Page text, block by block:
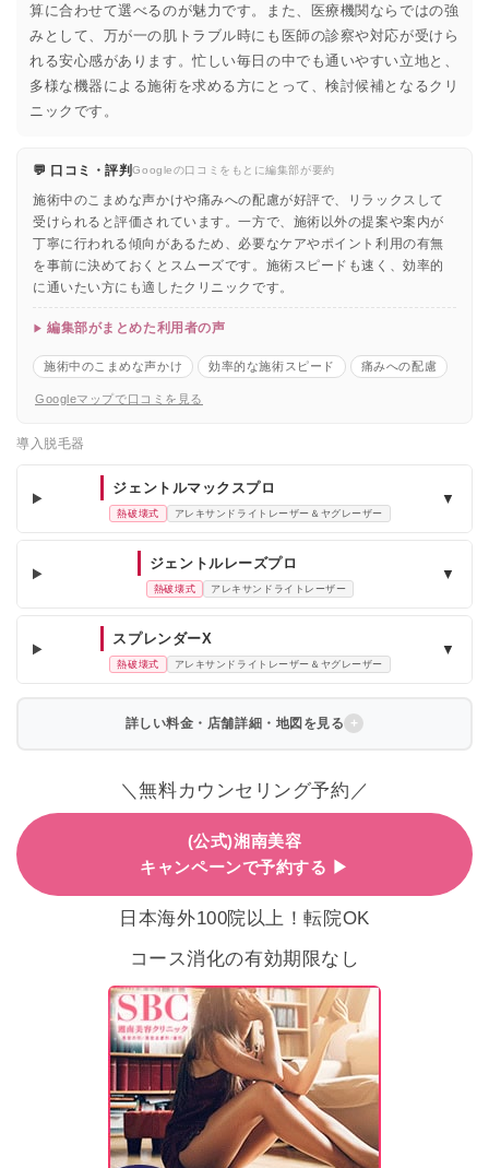
算に合わせて選べるのが魅力です。また、医療機関ならではの強
みとして、万が一の肌トラブル時にも医師の診察や対応が受けら
れる安心感があります。忙しい毎日の中でも通いやすい立地と、
多様な機器による施術を求める方にとって、検討候補となるクリ
ニックです。
💬 口コミ・評判Googleの口コミをもとに編集部が要約
施術中のこまめな声かけや痛みへの配慮が好評で、リラックスして
受けられると評価されています。一方で、施術以外の提案や案内が
丁寧に行われる傾向があるため、必要なケアやポイント利用の有無
を事前に決めておくとスムーズです。施術スピードも速く、効率的
に通いたい方にも適したクリニックです。
編集部がまとめた利用者の声
施術中のこまめな声かけ 効率的な施術スピード 痛みへの配慮
Googleマップで口コミを見る
導入脱毛器
ジェントルマックスプロ
熱破壊式 アレキサンドライトレーザー＆ヤグレーザー
▼
ジェントルレーズプロ
熱破壊式 アレキサンドライトレーザー
▼
スプレンダーX
熱破壊式 アレキサンドライトレーザー＆ヤグレーザー
▼
詳しい料金・店舗詳細・地図を見る
＼無料カウンセリング予約／
(公式)湘南美容
キャンペーンで予約する ▶
日本海外100院以上！転院OK
コース消化の有効期限なし